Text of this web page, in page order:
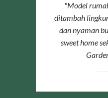
"Model
ditambah
dan nyaman
sweet home